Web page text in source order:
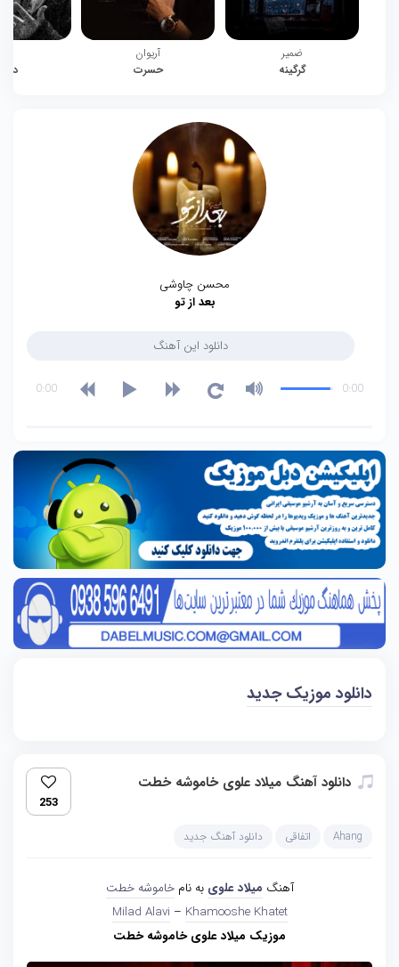
ضمیر
گرگینه
آریوان
حسرت
محسن چاوشی
بعد از تو
دانلود این آهنگ
0:00
0:00
دانلود موزیک جدید
دانلود آهنگ میلاد علوی خاموشه خطت
253
Ahang اتفاقی دانلود آهنگ جدید
آهنگ میلاد علوی به نامخاموشه خطت
Milad Alavi – Khamooshe Khatet
موزیک میلاد علوی خاموشه خطت